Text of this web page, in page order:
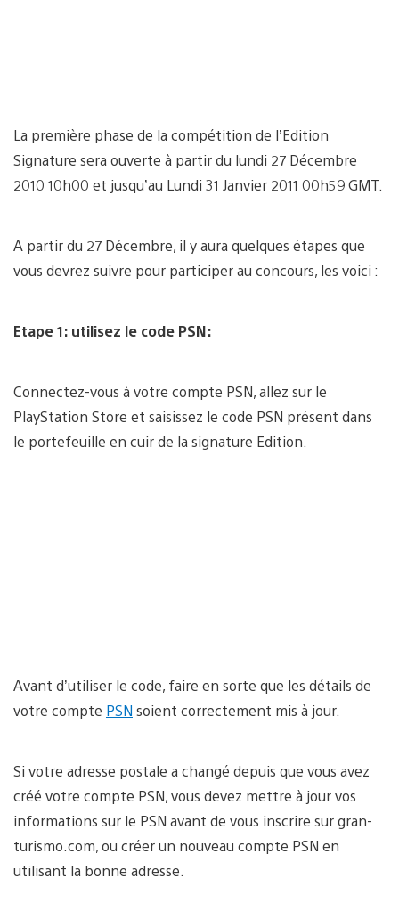
La première phase de la compétition de l’Edition
Signature sera ouverte à partir du lundi 27 Décembre
2010 10h00 et jusqu’au Lundi 31 Janvier 2011 00h59 GMT.
A partir du 27 Décembre, il y aura quelques étapes que
vous devrez suivre pour participer au concours, les voici :
Etape 1: utilisez le code PSN:
Connectez-vous à votre compte PSN, allez sur le
PlayStation Store et saisissez le code PSN présent dans
le portefeuille en cuir de la signature Edition.
Avant d’utiliser le code, faire en sorte que les détails de
votre compte PSN soient correctement mis à jour.
Si votre adresse postale a changé depuis que vous avez
créé votre compte PSN, vous devez mettre à jour vos
informations sur le PSN avant de vous inscrire sur gran-
turismo.com, ou créer un nouveau compte PSN en
utilisant la bonne adresse.